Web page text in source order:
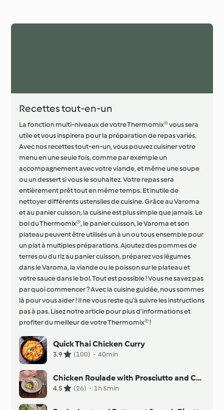
Recettes tout-en-un
La fonction multi-niveaux de votre Thermomix® vous sera
utile et vous inspirera pour la préparation de repas variés.
Avec nos recettes tout-en-un, vous pouvez cuisiner votre
menu en une seule fois, comme par exemple un
accompagnement avec votre viande, et même une soupe
ou un dessert si vous le souhaitez. Votre repas sera
entièrement prêt tout en même temps. Et inutile de
nettoyer différents ustensiles de cuisine. Grâce au Varoma
et au panier cuisson, la cuisine est plus simple que jamais. Le
bol du Thermomix®, le panier cuisson, le Varoma et son
plateau peuvent être utilisés un à un ou tous ensemble pour
un plat à multiples préparations. Ajoutez des pommes de
terres ou du riz au panier cuisson, préparez vos légumes
dans le Varoma, la viande ou le poisson sur le plateau et
votre sauce dans le bol. Tout est possible ! Vous ne savez pas
par quoi commencer ? Avec la cuisine guidée, nous sommes
là pour vous aider ! Il ne vous reste qu’à suivre les instructions
pas à pas. Lisez notre article pour plus d’informations et
profiter du meilleur de votre Thermomix® !
Quick Thai Chicken Curry
3.9 (100) · 40min
Chicken Roulade with Prosciutto and Cheese
4.5 (26) · 1h 5min